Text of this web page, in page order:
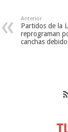
Anterior
Partidos de la
reprograman
canchas